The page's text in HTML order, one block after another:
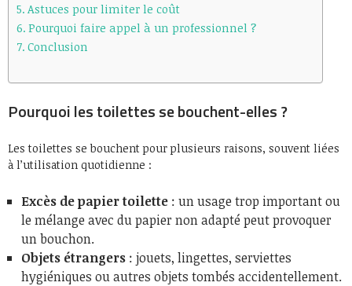
Astuces pour limiter le coût
Pourquoi faire appel à un professionnel ?
Conclusion
Pourquoi les toilettes se bouchent-elles ?
Les toilettes se bouchent pour plusieurs raisons, souvent liées
à l’utilisation quotidienne :
Excès de papier toilette : un usage trop important ou
le mélange avec du papier non adapté peut provoquer
un bouchon.
Objets étrangers : jouets, lingettes, serviettes
hygiéniques ou autres objets tombés accidentellement.